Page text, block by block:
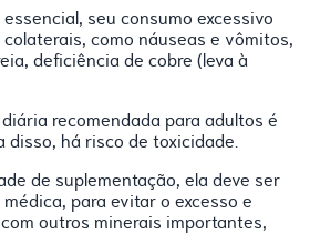
seu consumo excessivo
como náuseas e vômitos,
deficiência de cobre (leva à
recomendada para adultos é
disso, há risco de toxicidade.
de suplementação, ela deve ser
para evitar o excesso e
outros minerais importantes,